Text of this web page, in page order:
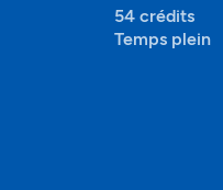
54 crédits
Temps plein